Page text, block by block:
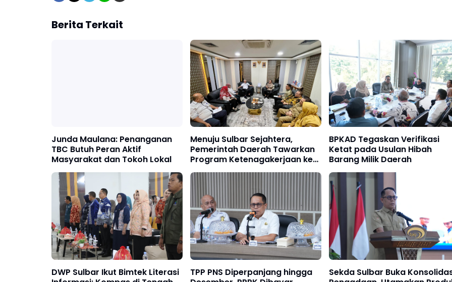
Berita Terkait
Junda Maulana: Penanganan
TBC Butuh Peran Aktif
Masyarakat dan Tokoh Lokal
Menuju Sulbar Sejahtera,
Pemerintah Daerah Tawarkan
Program Ketenagakerjaan ke
Kemnaker
BPKAD Tegaskan Verifikasi
Ketat pada Usulan Hibah
Barang Milik Daerah
DWP Sulbar Ikut Bimtek Literasi
TPP PNS Diperpanjang hingga
Sekda Sulbar Buka